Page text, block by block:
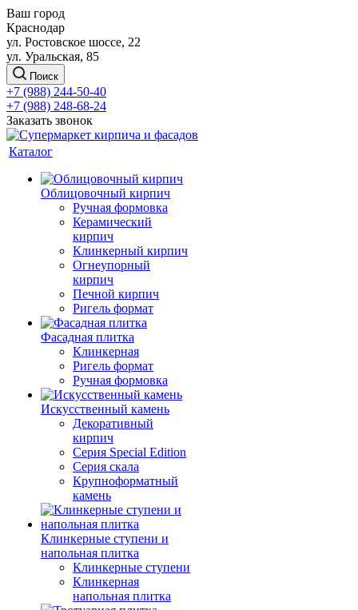
Ваш город
Краснодар
ул. Ростовское шоссе, 22
ул. Уральская, 85
Поиск
+7 (988) 244-50-40
+7 (988) 248-68-24
Заказать звонок
Каталог
Облицовочный кирпич
Ручная формовка
Керамический
кирпич
Клинкерный кирпич
Огнеупорный
кирпич
Печной кирпич
Ригель формат
Фасадная плитка
Клинкерная
Ригель формат
Ручная формовка
Искусственный камень
Декоративный
кирпич
Серия Special Edition
Серия скала
Крупноформатный
камень
Клинкерные ступени и
напольная плитка
Клинкерные ступени
Клинкерная
напольная плитка